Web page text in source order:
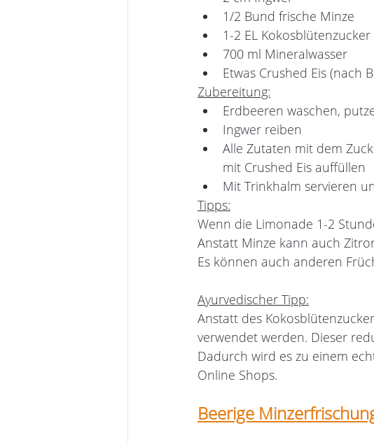
1/2 Bund frische Minze
1-2 EL Kokosblütenzucker
700 ml Mineralwasser
Etwas Crushed Eis (nach
Zubereitung:
Erdbeeren waschen,
Ingwer reiben
Alle Zutaten mit dem
mit Crushed Eis auffüllen
Mit Trinkhalm servieren
Tipps:
Wenn die Limonade 1-2
Anstatt Minze kann auch
Es können auch anderen
Ayurvedischer Tipp:
Anstatt des
verwendet werden. Dieser
Dadurch wird es zu einem
Online Shops.
Beerige